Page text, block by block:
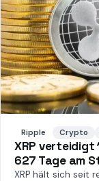
Ripple Crypto
XRP verteidigt
627 Tage am
XRP hält sich seit